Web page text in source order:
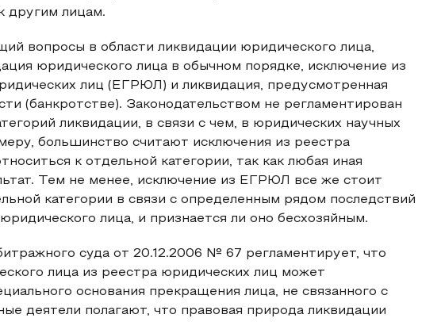
другим лицам.
вопросы в области ликвидации юридического лица,
юридического лица в обычном порядке, исключение из
лиц (ЕГРЮЛ) и ликвидация, предусмотренная
(банкротстве). Законодательством не регламентирован
ликвидации, в связи с чем, в юридических научных
большинство считают исключения из реестра
к отдельной категории, так как любая иная
Тем не менее, исключение из ЕГРЮЛ все же стоит
категории в связи с определенным рядом последствий
лица, и признается ли оно бесхозяйным.
суда от 20.12.2006 № 67 регламентирует, что
лица из реестра юридических лиц может
основания прекращения лица, не связанного с
деятели полагают, что правовая природа ликвидации